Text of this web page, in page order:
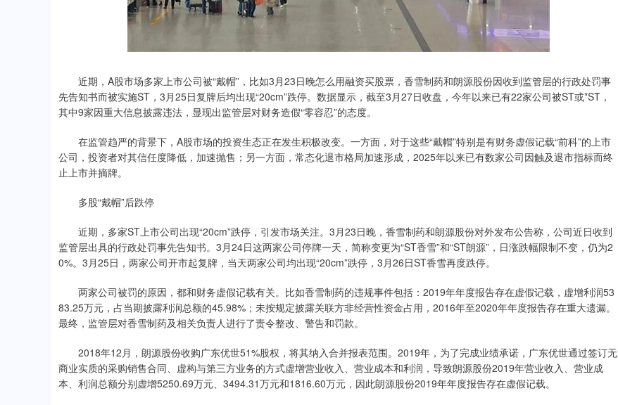
近期，A股市场多家上市公司被“戴帽”，比如3月23日晚怎么用融资买股票，香雪制药和朗源股份因收到监管层的行政处罚事
先告知书而被实施ST，3月25日复牌后均出现“20cm”跌停。数据显示，截至3月27日收盘，今年以来已有22家公司被ST或*ST，
其中9家因重大信息披露违法，显现出监管层对财务造假“零容忍”的态度。
在监管趋严的背景下，A股市场的投资生态正在发生积极改变。一方面，对于这些“戴帽”特别是有财务虚假记载“前科”的上市
公司，投资者对其信任度降低，加速抛售；另一方面，常态化退市格局加速形成，2025年以来已有数家公司因触及退市指标而终
止上市并摘牌。
多股“戴帽”后跌停
近期，多家ST上市公司出现“20cm”跌停，引发市场关注。3月23日晚，香雪制药和朗源股份对外发布公告称，公司近日收到
监管层出具的行政处罚事先告知书。3月24日这两家公司停牌一天，简称变更为“ST香雪”和“ST朗源”，日涨跌幅限制不变，仍为2
0%。3月25日，两家公司开市起复牌，当天两家公司均出现“20cm”跌停，3月26日ST香雪再度跌停。
两家公司被罚的原因，都和财务虚假记载有关。比如香雪制药的违规事件包括：2019年年度报告存在虚假记载，虚增利润53
83.25万元，占当期披露利润总额的45.98%；未按规定披露关联方非经营性资金占用，2016年至2020年年度报告存在重大遗漏。
最终，监管层对香雪制药及相关负责人进行了责令整改、警告和罚款。
2018年12月，朗源股份收购广东优世51%股权，将其纳入合并报表范围。2019年，为了完成业绩承诺，广东优世通过签订无
商业实质的采购销售合同、虚构与第三方业务的方式虚增营业收入、营业成本和利润，导致朗源股份2019年营业收入、营业成
本、利润总额分别虚增5250.69万元、3494.31万元和1816.60万元，因此朗源股份2019年年度报告存在虚假记载。